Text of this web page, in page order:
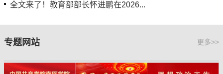
全文来了！教育部部长怀进鹏在2026...
专题网站 更多>>